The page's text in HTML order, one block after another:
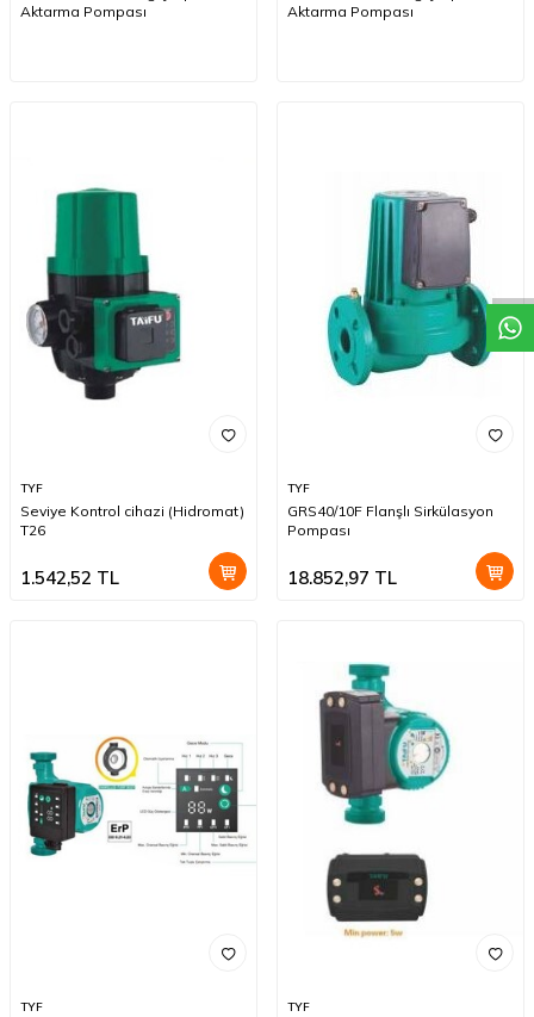
Aktarma Pompası
Aktarma Pompası
TYF
Seviye Kontrol cihazi (Hidromat)
T26
1.542,52 TL
TYF
GRS40/10F Flanşlı Sirkülasyon
Pompası
18.852,97 TL
TYF TYF